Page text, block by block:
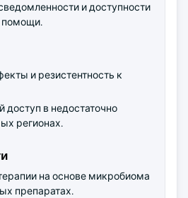
и доступности
помощи.
и резистентность к
доступ в недостаточно
регионах.
на основе микробиома
препаратах.